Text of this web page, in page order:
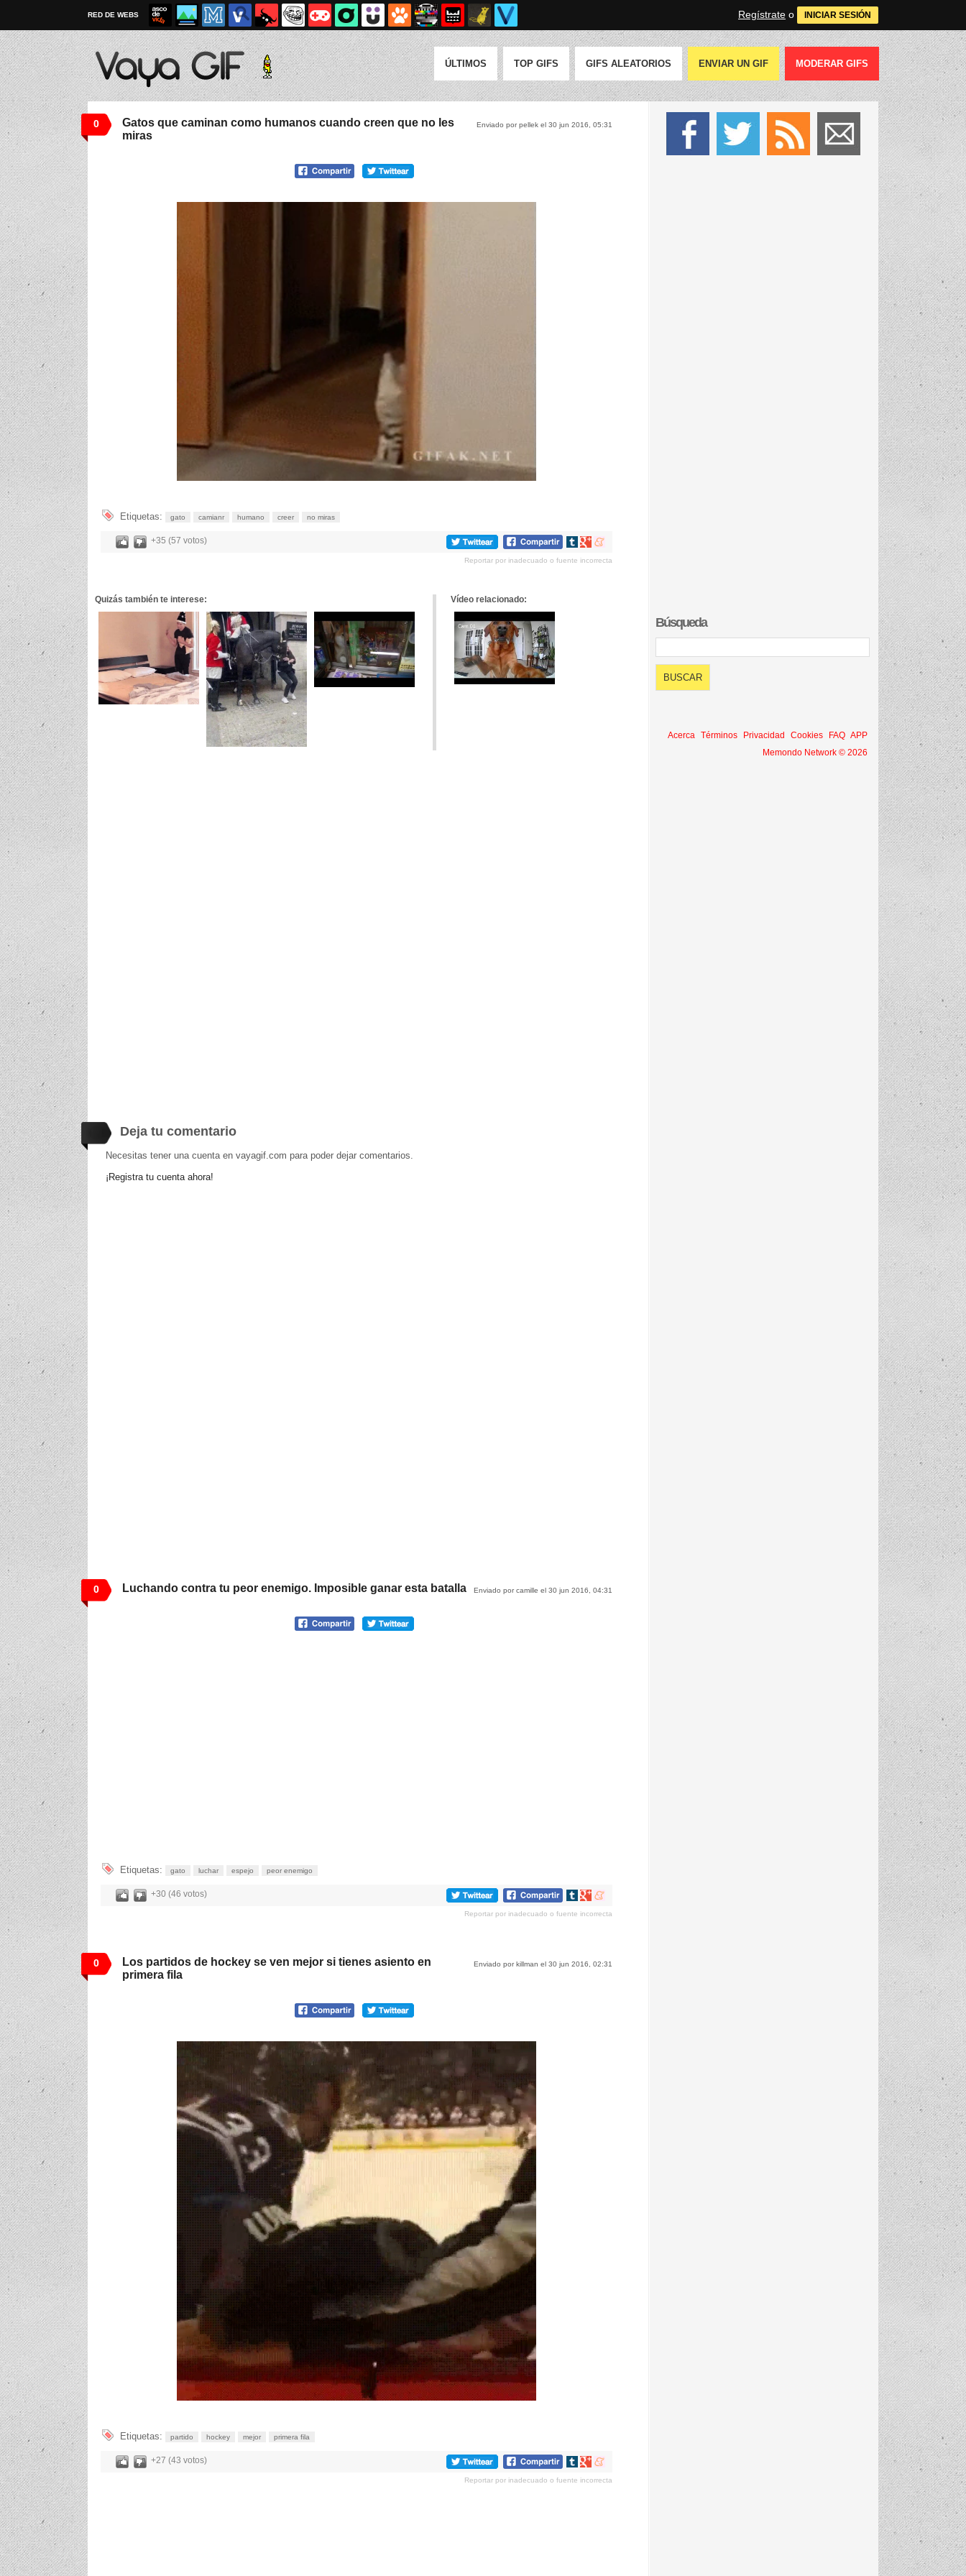
RED DE WEBS Regístrate o INICIAR SESIÓN
ÚLTIMOS TOP GIFS GIFS ALEATORIOS ENVIAR UN GIF MODERAR GIFS
0 Enviado por pellek el 30 jun 2016, 05:31
Gatos que caminan como humanos cuando creen que no les
miras
Etiquetas: gato camianr humano creer no miras
+35 (57 votos)
Compartir
tumblr
Compartir
Google+
Compartir
meneame
Reportar por inadecuado o fuente incorrecta
Quizás también te interese: Vídeo relacionado:
Deja tu comentario
Necesitas tener una cuenta en vayagif.com para poder dejar comentarios.
¡Registra tu cuenta ahora!
0 Enviado por camille el 30 jun 2016, 04:31
Luchando contra tu peor enemigo. Imposible ganar esta batalla
Etiquetas: gato luchar espejo peor enemigo
+30 (46 votos)
Compartir
tumblr
Compartir
Google+
Compartir
meneame
Reportar por inadecuado o fuente incorrecta
0 Enviado por killman el 30 jun 2016, 02:31
Los partidos de hockey se ven mejor si tienes asiento en
primera fila
Etiquetas: partido hockey mejor primera fila
+27 (43 votos)
Compartir
tumblr
Compartir
Google+
Compartir
meneame
Reportar por inadecuado o fuente incorrecta
Búsqueda
Acerca Términos Privacidad Cookies FAQ APP
Memondo Network © 2026